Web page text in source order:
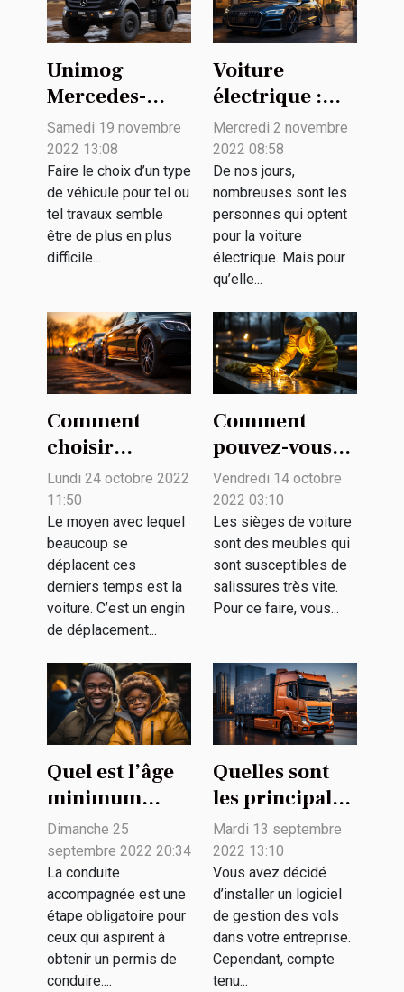
Unimog
Mercedes-
Benz :
pourquoi le
préférer ?
Samedi 19 novembre
2022 13:08
Faire le choix d’un type
de véhicule pour tel ou
tel travaux semble
être de plus en plus
difficile...
Voiture
électrique :
quelques
critères pour
choisir la
puissance du
chargeur
Mercredi 2 novembre
2022 08:58
De nos jours,
nombreuses sont les
personnes qui optent
pour la voiture
électrique. Mais pour
qu’elle...
Comment
choisir
l’empattement
d’une voiture ?
Lundi 24 octobre 2022
11:50
Le moyen avec lequel
beaucoup se
déplacent ces
derniers temps est la
voiture. C’est un engin
de déplacement...
Comment
pouvez-vous
bien nettoyer
les sièges de
votre voiture ?
Vendredi 14 octobre
2022 03:10
Les sièges de voiture
sont des meubles qui
sont susceptibles de
salissures très vite.
Pour ce faire, vous...
Quel est l’âge
minimum
pour une
conduite
accompagnée
?
Dimanche 25
septembre 2022 20:34
La conduite
accompagnée est une
étape obligatoire pour
ceux qui aspirent à
obtenir un permis de
conduire....
Quelles sont
les principales
fonctionnalités
d’un logiciel
de gestion de
flotte ?
Mardi 13 septembre
2022 13:10
Vous avez décidé
d’installer un logiciel
de gestion des vols
dans votre entreprise.
Cependant, compte
tenu...